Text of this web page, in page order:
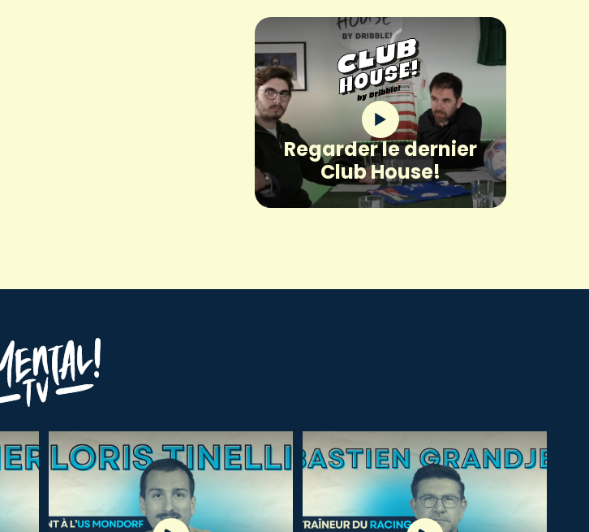
Regarder le dernier
Club House!